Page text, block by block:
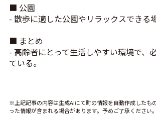
■ 公園
- 散歩に適した公園やリラックスできる
■ まとめ
- 高齢者にとって生活しやすい環境で、
ている。
※上記記事の内容は生成AIにて町の情報を自動作成したも
った情報が含まれる場合があります。予めご了承ください。